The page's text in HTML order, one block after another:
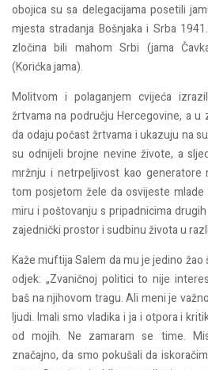
obojica su sa delegacijama posetili
mjesta stradanja Bošnjaka i Srba
zločina bili mahom Srbi (jama
(Korićka jama).
Molitvom i polaganjem cvijeća
žrtvama na području Hercegovine, a u
da odaju počast žrtvama i ukazuju na
su odnijeli brojne nevine živote, a
mržnju i netrpeljivost kao generatore
tom posjetom žele da osvijeste
miru i poštovanju s pripadnicima
zajednički prostor i sudbinu života u
Kaže muftija Salem da mu je jedino
odjek: „Zvaničnoj politici to nije
baš na njihovom tragu. Ali meni je
ljudi. Imali smo vladika i ja i otpora i
od mojih. Ne zamaram se time.
značajno, da smo pokušali da